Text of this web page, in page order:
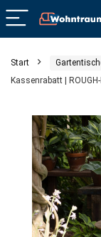
Start
Kassenrabatt |